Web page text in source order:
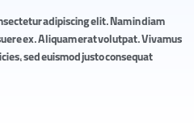
adipiscing elit. Nam in diam
ex. Aliquam erat volutpat. Vivamus
sed euismod justo consequat.